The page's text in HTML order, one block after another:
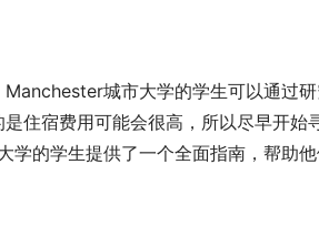
城市大学的学生可以通过
住宿费用可能会很高，所以尽早开始
学的学生提供了一个全面指南，帮助